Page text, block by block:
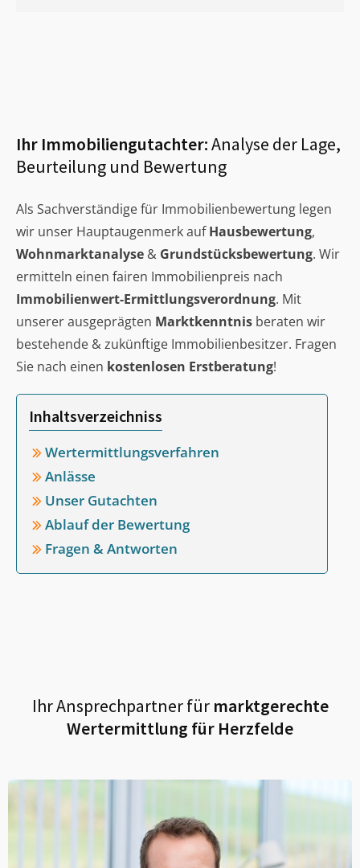
Ihr Immobiliengutachter:Analyse der Lage,
Beurteilung und Bewertung
Als Sachverständige für Immobilienbewertung legen
wir unser Hauptaugenmerk aufHausbewertung,
Wohnmarktanalyse & Grundstücksbewertung. Wir
ermitteln einen fairen Immobilienpreis nach
Immobilienwert-Ermittlungsverordnung. Mit
unserer ausgeprägten Marktkenntnis beraten wir
bestehende & zukünftige Immobilienbesitzer. Fragen
Sie nach einen kostenlosen Erstberatung!
Inhaltsverzeichniss
Wertermittlungsverfahren
Anlässe
Unser Gutachten
Ablauf der Bewertung
Fragen & Antworten
Ihr Ansprechpartner fürmarktgerechte
Wertermittlung für Herzfelde